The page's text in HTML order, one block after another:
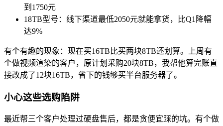
到1750元
18TB型号：线下渠道最低2050元就能拿货，比Q1降幅
达9%
有个有趣的现象：现在买16TB比买两块8TB还划算。上周有
个做视频渲染的客户，原计划采购20块8TB，我帮他算完账直
接改成了12块16TB，省下的钱够买半台服务器了。
小心这些选购陷阱
最近帮三个客户处理过硬盘售后，都是贪便宜踩的坑。有个做